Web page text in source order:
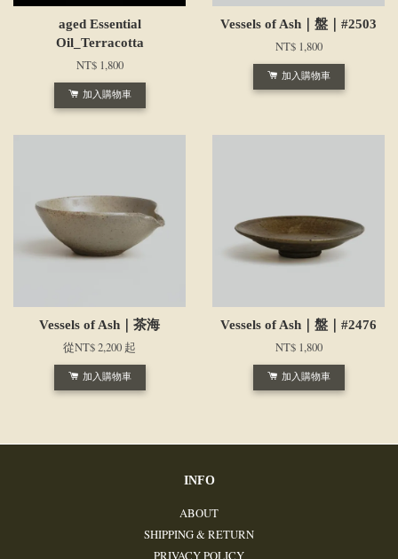
aged Essential
Oil_Terracotta
NT$ 1,800
加入購物車
Vessels of Ash｜盤｜#2503
NT$ 1,800
加入購物車
Vessels of Ash｜茶海
從NT$ 2,200 起
加入購物車
Vessels of Ash｜盤｜#2476
NT$ 1,800
加入購物車
INFO
ABOUT
SHIPPING & RETURN
PRIVACY POLICY